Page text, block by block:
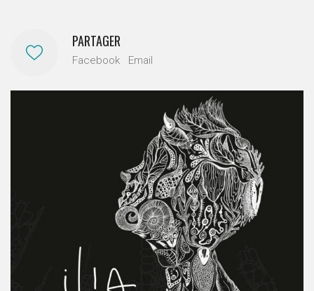
PARTAGER
Facebook Email